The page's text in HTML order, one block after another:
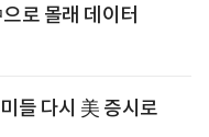
로 몰래 데이터
들 다시 美 증시로